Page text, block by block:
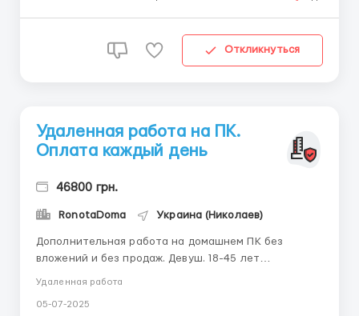
Откликнуться
Удаленная работа на ПК.
Оплата каждый день
46800 грн.
RonotaDoma Украина (Николаев)
Дополнительная работа на домашнем ПК без
вложений и без продаж. Девуш. 18-45 лет
Выплата заработной платы производится
Удаленная работа
05-07-2025